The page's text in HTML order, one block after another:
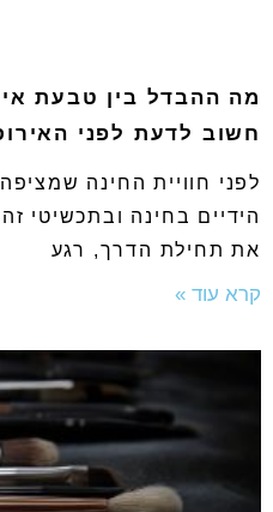
מה ההבדל בין טבעת
חשוב לדעת לפני
לפני חוויית החינה
הידיים בחינה ובתכשיטי
את תחילת הדרך, רגע
קרא עוד »